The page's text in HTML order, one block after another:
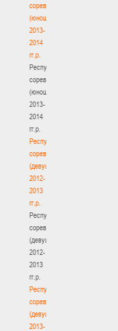
соревнования
(юноши)
2013-
2014
гг.р.
Республиканские
соревнования
(юноши)
2013-
2014
гг.р.
Республиканские
соревнования
(девушки)
2012-
2013
гг.р.
Республиканские
соревнования
(девушки)
2012-
2013
гг.р.
Республиканские
соревнования
(девушки)
2013-